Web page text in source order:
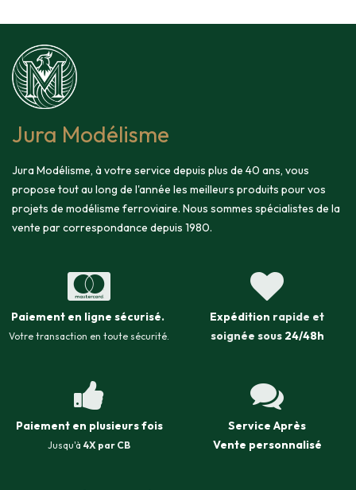
Jura Modélisme
Jura Modélisme, à votre service depuis plus de 40 ans, vous
propose tout au long de l'année les meilleurs produits pour vos
projets de modélisme ferroviaire. Nous sommes spécialistes de la
vente par correspondance depuis 1980.
Paiement en ligne sécurisé.
Votre transaction en toute sécurité.
Expédition rapide et
soignée sous 24/48h
Paiement en plusieurs fois
Jusqu'à 4X par CB
Service Après
Vente personnalisé